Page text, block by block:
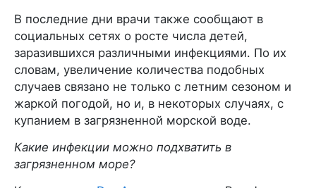
В последние дни врачи также сообщают в
социальных сетях о росте числа детей,
заразившихся различными инфекциями. По их
словам, увеличение количества подобных
случаев связано не только с летним сезоном и
жаркой погодой, но и, в некоторых случаях, с
купанием в загрязненной морской воде.
Какие инфекции можно подхватить в
загрязненном море?